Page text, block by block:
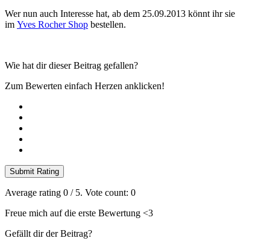
Wer nun auch Interesse hat, ab dem 25.09.2013 könnt ihr sie
im Yves Rocher Shop bestellen.
Wie hat dir dieser Beitrag gefallen?
Zum Bewerten einfach Herzen anklicken!
Submit Rating
Average rating 0 / 5. Vote count: 0
Freue mich auf die erste Bewertung <3
Gefällt dir der Beitrag?